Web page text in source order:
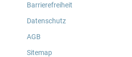
Barrierefreiheit
Datenschutz
AGB
Sitemap